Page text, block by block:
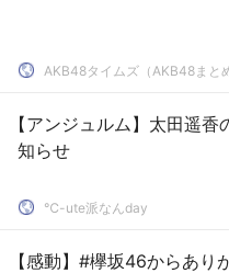
AKB48タイムズ（AKB48まと
【アンジュルム】太田遥
知らせ
℃-ute派なんday
【感動】#欅坂46からあり